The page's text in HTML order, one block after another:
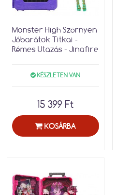
Monster High Szörnyen
Jóbarátok Titkai -
Rémes Utazás - Jinafire
KÉSZLETEN VAN
15 399 Ft
KOSÁRBA